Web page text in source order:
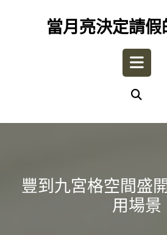
當月亮決定請假
Open
豐到九宮格空間盛
用場景